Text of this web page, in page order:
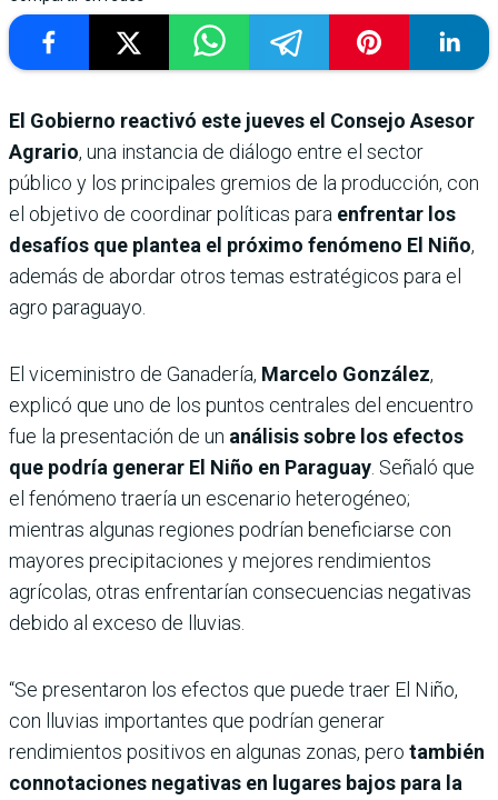
El Gobierno reactivó este jueves el Consejo Asesor
Agrario, una instancia de diálogo entre el sector
público y los principales gremios de la producción, con
el objetivo de coordinar políticas para enfrentar los
desafíos que plantea el próximo fenómeno El Niño,
además de abordar otros temas estratégicos para el
agro paraguayo.
El viceministro de Ganadería, Marcelo González,
explicó que uno de los puntos centrales del encuentro
fue la presentación de un análisis sobre los efectos
que podría generar El Niño en Paraguay . Señaló que
el fenómeno traería un escenario heterogéneo;
mientras algunas regiones podrían beneficiarse con
mayores precipitaciones y mejores rendimientos
agrícolas, otras enfrentarían consecuencias negativas
debido al exceso de lluvias.
“Se presentaron los efectos que puede traer El Niño,
con lluvias importantes que podrían generar
rendimientos positivos en algunas zonas, pero también
connotaciones negativas en lugares bajos para la